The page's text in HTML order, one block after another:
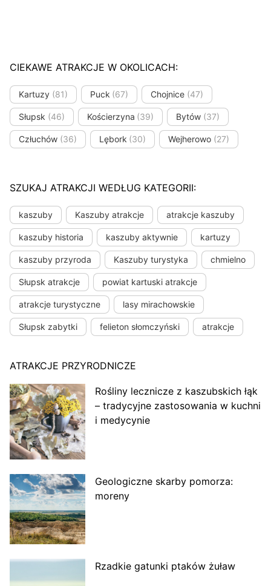
CIEKAWE ATRAKCJE W OKOLICACH:
Kartuzy (81) Puck (67) Chojnice (47)
Słupsk (46) Kościerzyna (39) Bytów (37)
Człuchów (36) Lębork (30) Wejherowo (27)
SZUKAJ ATRAKCJI WEDŁUG KATEGORII:
kaszuby Kaszuby atrakcje atrakcje kaszuby
kaszuby historia kaszuby aktywnie kartuzy
kaszuby przyroda Kaszuby turystyka chmielno
Słupsk atrakcje powiat kartuski atrakcje
atrakcje turystyczne lasy mirachowskie
Słupsk zabytki felieton słomczyński atrakcje
ATRAKCJE PRZYRODNICZE
Rośliny lecznicze z kaszubskich łąk
– tradycyjne zastosowania w kuchni
i medycynie
Geologiczne skarby pomorza:
moreny
Rzadkie gatunki ptaków żuław